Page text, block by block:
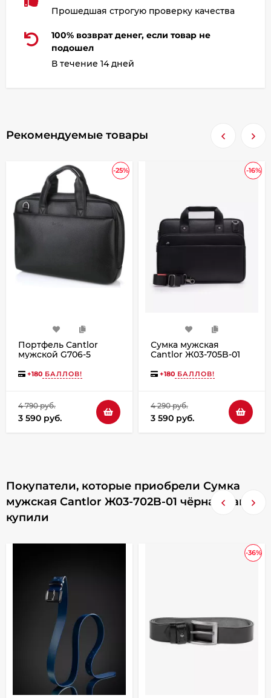
Прошедшая строгую проверку качества
100% возврат денег, если товар не
подошел
В течение 14 дней
Рекомендуемые товары
-25%
Портфель Cantlor
мужской G706-5
+180 БАЛЛОВ!
4 790 руб.
3 590 руб.
-16%
Сумка мужская
Cantlor Ж03-705B-01
+180 БАЛЛОВ!
4 290 руб.
3 590 руб.
Покупатели, которые приобрели Сумка
мужская Cantlor Ж03-702B-01 чёрная, также
купили
-36%